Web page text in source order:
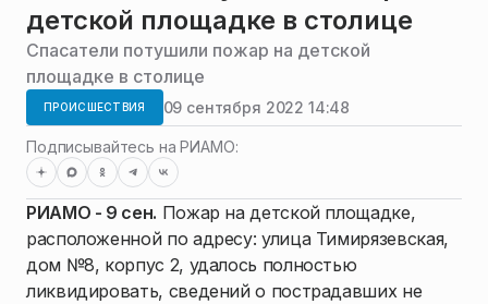
детской площадке в столице
Спасатели потушили пожар на детской
площадке в столице
ПРОИСШЕСТВИЯ 09 сентября 2022 14:48
Подписывайтесь на РИАМО:
РИАМО - 9 сен. Пожар на детской площадке,
расположенной по адресу: улица Тимирязевская,
дом №8, корпус 2, удалось полностью
ликвидировать, сведений о пострадавших не